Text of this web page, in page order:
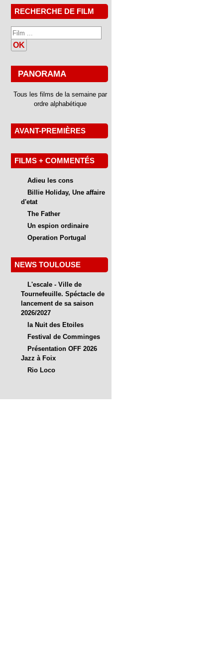
RECHERCHE DE FILM
OK
PANORAMA
Tous les films de la semaine par
ordre alphabétique
AVANT-PREMIÈRES
FILMS + COMMENTÉS
Adieu les cons
Billie Holiday, Une affaire
d'etat
The Father
Un espion ordinaire
Operation Portugal
NEWS TOULOUSE
L'escale - Ville de
Tournefeuille. Spéctacle de
lancement de sa saison
2026/2027
la Nuit des Etoiles
Festival de Comminges
Présentation OFF 2026
Jazz à Foix
Rio Loco